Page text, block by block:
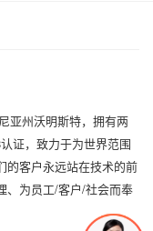
亚州沃明斯特，拥有两
证，致力于为世界范围
的客户永远站在技术的前
、为员工/客户/社会而奉